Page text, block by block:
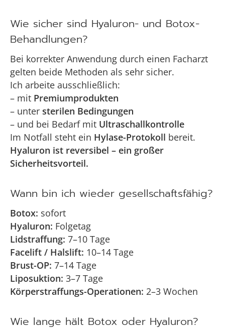
Wie sicher sind Hyaluron- und Botox-
Behandlungen?
Bei korrekter Anwendung durch einen Facharzt
gelten beide Methoden als sehr sicher.
Ich arbeite ausschließlich:
– mit Premiumprodukten
– unter sterilen Bedingungen
– und bei Bedarf mit Ultraschallkontrolle
Im Notfall steht ein Hylase-Protokoll bereit.
Hyaluron ist reversibel – ein großer
Sicherheitsvorteil.
Wann bin ich wieder gesellschaftsfähig?
Botox: sofort
Hyaluron: Folgetag
Lidstraffung: 7–10 Tage
Facelift / Halslift: 10–14 Tage
Brust-OP: 7–14 Tage
Liposuktion: 3–7 Tage
Körperstraffungs-Operationen: 2–3 Wochen
Wie lange hält Botox oder Hyaluron?